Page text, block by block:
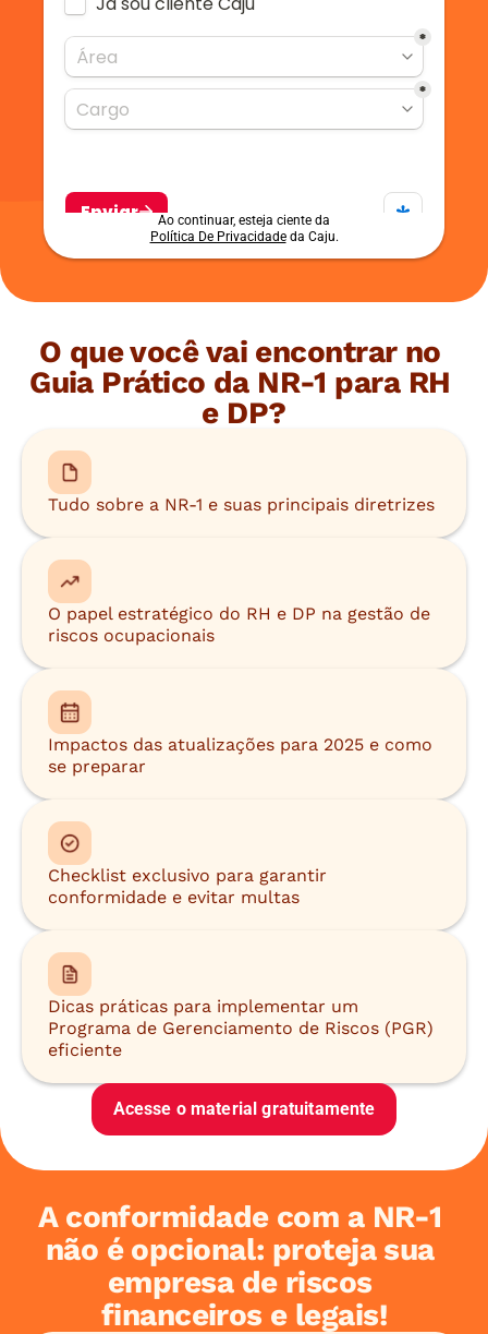
Ao continuar, esteja ciente da
Política De Privacidade da Caju.
O que você vai encontrar no
Guia Prático da NR-1 para RH
e DP?
Tudo sobre a NR-1 e suas principais diretrizes
O papel estratégico do RH e DP na gestão de
riscos ocupacionais
Impactos das atualizações para 2025 e como
se preparar
Checklist exclusivo para garantir
conformidade e evitar multas
Dicas práticas para implementar um
Programa de Gerenciamento de Riscos (PGR)
eficiente
Acesse o material gratuitamente
A conformidade com a NR-1
não é opcional: proteja sua
empresa de riscos
financeiros e legais!